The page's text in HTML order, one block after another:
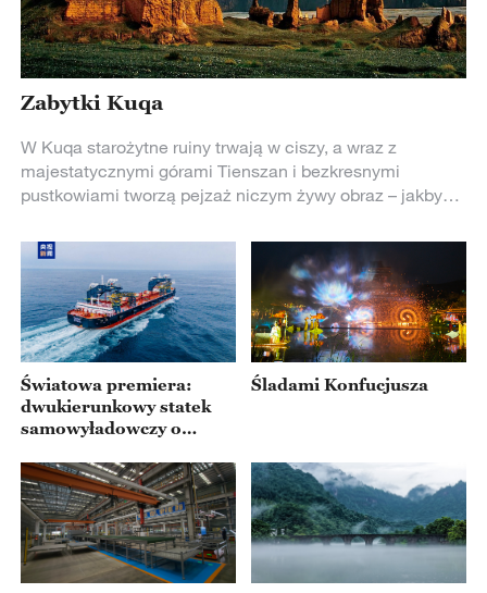
Zabytki Kuqa
W Kuqa starożytne ruiny trwają w ciszy, a wraz z
majestatycznymi górami Tienszan i bezkresnymi
pustkowiami tworzą pejzaż niczym żywy obraz – jakby
lat. #DiscoverChina #DiscoverKuqa #AncientQiuci
#HiddenGems#HistoricalJourney
Światowa premiera:
dwukierunkowy statek
samowyładowczy o
Śladami Konfucjusza